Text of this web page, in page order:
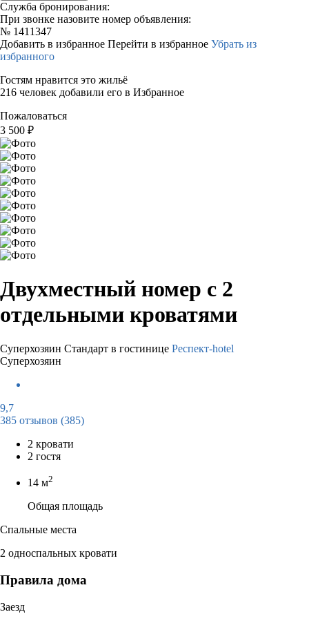
Служба бронирования:
При звонке назовите номер объявления:
№ 1411347
Добавить в избранное Перейти в избранное Убрать из
избранного
Гостям нравится это жильё
216 человек добавили его в Избранное
Пожаловаться
3 500 ₽
Двухместный номер с 2
отдельными кроватями
Суперхозяин Стандарт в гостинице Респект-hotel
Суперхозяин
9,7
385 отзывов (385)
2 кровати
2 гостя
14 м2
Общая площадь
Спальные места
2 односпальных кровати
Правила дома
Заезд